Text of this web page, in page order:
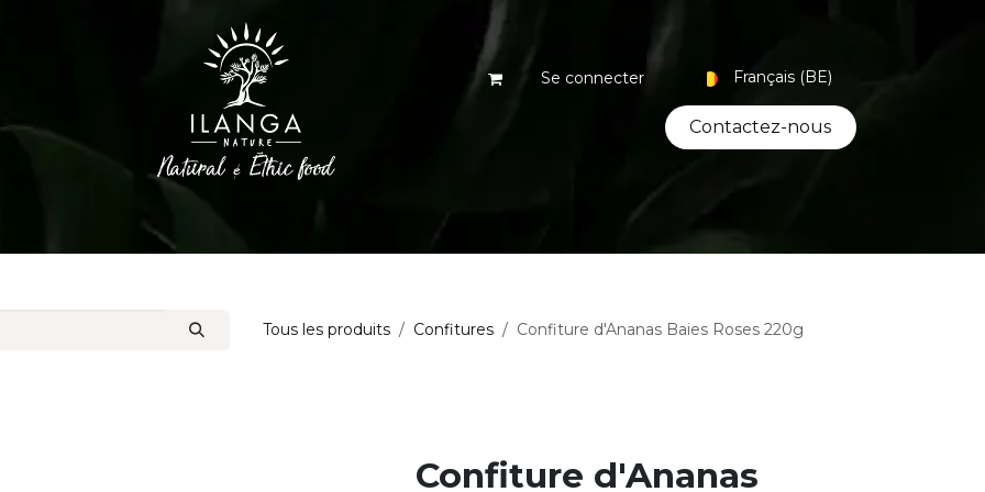
Se connecter Français (BE)
Contacte​​​​z-nous
Tous les produits Confitures Confiture d'Ananas Baies Roses 220g
Confiture d'Ananas